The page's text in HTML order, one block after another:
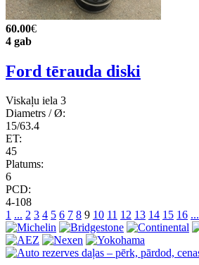
60.00€
4 gab
Ford tērauda diski
Viskaļu iela 3
Diametrs / Ø:
15/63.4
ET:
45
Platums:
6
PCD:
4-108
1 ... 2 3 4 5 6 7 8 9 10 11 12 13 14 15 16 ...